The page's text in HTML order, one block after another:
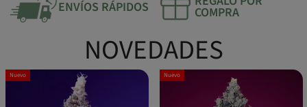
ENVÍOS RÁPIDOS COMPRA
NOVEDADES
Nuevo Nuevo